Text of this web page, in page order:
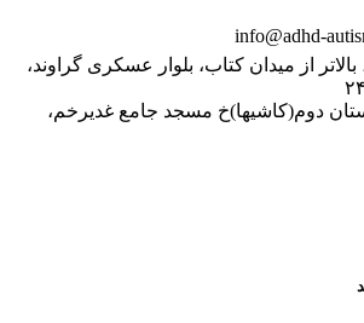
info@adhd-
بالاتر از میدان کتاب، بلوار عسکری گراوند،
دوم(کاشیها)خ مسجد جامع غدیرخم،